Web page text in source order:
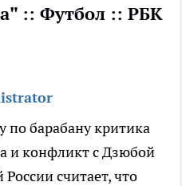
:: Футбол :: РБК
по барабану критика
и конфликт с Дзюбой
считает, что